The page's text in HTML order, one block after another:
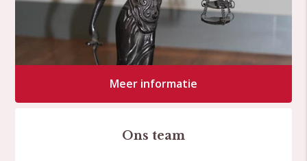
Meer informatie
Ons team